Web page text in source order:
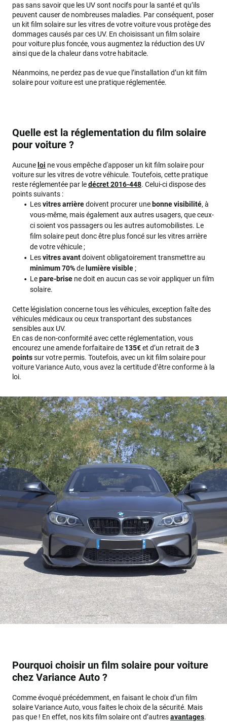
pas sans savoir que les UV sont nocifs pour la santé et qu’ils
peuvent causer de nombreuses maladies. Par conséquent, poser
un kit film solaire sur les vitres de votre voiture vous protège des
dommages causés par ces UV. En choisissant un film solaire
pour voiture plus foncée, vous augmentez la réduction des UV
ainsi que de la chaleur dans votre habitacle.
Néanmoins, ne perdez pas de vue que l’installation d’un kit film
solaire pour voiture est une pratique réglementée.
Quelle est la réglementation du film solaire
pour voiture ?
Aucuneloi ne vous empêche d'apposer un kit film solaire pour
voiture sur les vitres de votre véhicule. Toutefois, cette pratique
reste réglementée par ledécret 2016-448. Celui-ci dispose des
points suivants :
Lesvitres arrièredoivent procurer unebonne visibilité, à
vous-même, mais également aux autres usagers, que ceux-
ci soient vos passagers ou les autres automobilistes. Le
film solaire peut donc être plus foncé sur les vitres arrière
de votre véhicule ;
Lesvitres avantdoivent obligatoirement transmettre au
minimum 70%delumière visible;
Lepare-brisene doit en aucun cas se voir appliquer un film
solaire.
Cette législation concerne tous les véhicules, exception faîte des
véhicules médicaux ou ceux transportant des substances
sensibles aux UV.
En cas de non-conformité avec cette réglementation, vous
encourez une amende forfaitaire de 135€et d’un retrait de3
pointssur votre permis. Toutefois, avec un kit film solaire pour
voiture Variance Auto, vous avez la certitude d’être conforme à la
loi.
Pourquoi choisir un film solaire pour voiture
chez Variance Auto ?
Comme évoqué précédemment, en faisant le choix d’un film
solaire Variance Auto, vous faites le choix de la sécurité. Mais
pas que ! En effet, nos kits film solaire ont d’autresavantages.